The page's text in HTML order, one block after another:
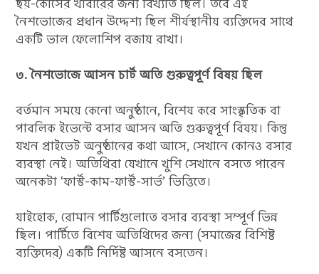
ছয়-কোর্সের খাবারের জন্য বিখ্যাত ছিল। তবে এই
নৈশভোজের প্রধান উদ্দেশ্য ছিল শীর্ষস্থানীয় ব্যক্তিদের সাথে
একটি ভাল ফেলোশিপ বজায় রাখা।
৩. নৈশভোজে আসন চার্ট অতি গুরুত্বপূর্ণ বিষয় ছিল
বর্তমান সময়ে কেনো অনুষ্ঠানে, বিশেষ করে সাংস্কৃতিক বা
পাবলিক ইভেন্টে বসার আসন অতি গুরুত্বপূর্ণ বিষয়। কিন্তু
যখন প্রাইভেট অনুষ্ঠানের কথা আসে, সেখানে কোনও বসার
ব্যবস্থা নেই। অতিথিরা যেখানে খুশি সেখানে বসতে পারেন
অনেকটা ‘ফার্স্ট-কাম-ফার্স্ট-সার্ভ’ ভিত্তিতে।
যাইহোক, রোমান পার্টিগুলোতে বসার ব্যবস্থা সম্পূর্ণ ভিন্ন
ছিল। পার্টিতে বিশেষ অতিথিদের জন্য (সমাজের বিশিষ্ট
ব্যক্তিদের) একটি নির্দিষ্ট আসনে বসতেন।